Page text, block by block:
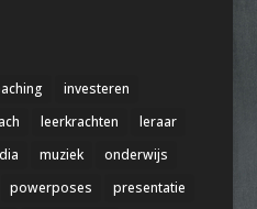
investeren
leerkrachten
leraar
muziek
onderwijs
powerposes
presentatie